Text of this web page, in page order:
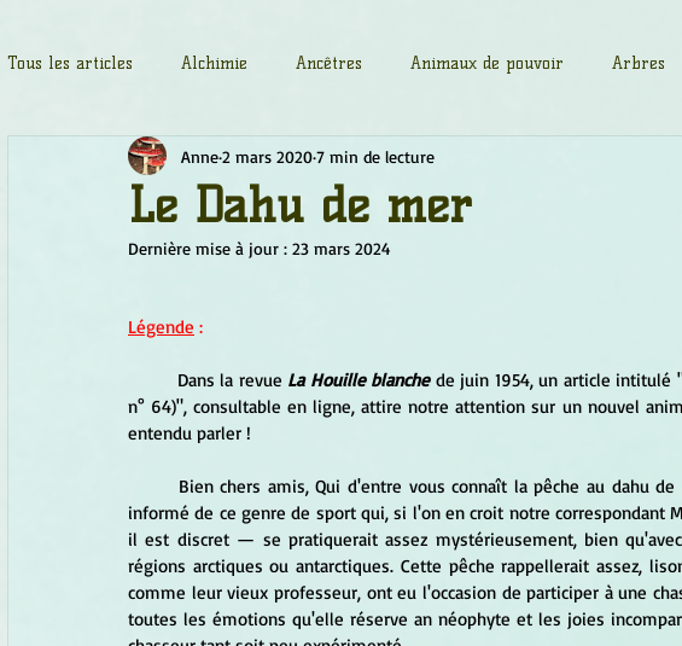
Tous les articles Alchimie Ancêtres Animaux de pouvoir Arbres
Chamanisme Champignons Conscience
Fleurs de Bach Géométrie sacrée
Le Dahu de mer
Anne2 mars 20207 min de lecture
Dernière mise à jour : 23 mars 2024
Légende :
	Dans la revue
La Houille blanche de juin 1954, un article intitulé
n° 64)", consultable en ligne, attire notre attention sur un nouvel
entendu parler !
informé de ce genre de sport qui, si l'on en croit notre correspondant
il est discret — se pratiquerait assez mystérieusement, bien
régions arctiques ou antarctiques. Cette pêche rappellerait assez,
comme leur vieux professeur, ont eu l'occasion de participer à une
toutes les émotions qu'elle réserve an néophyte et les joies